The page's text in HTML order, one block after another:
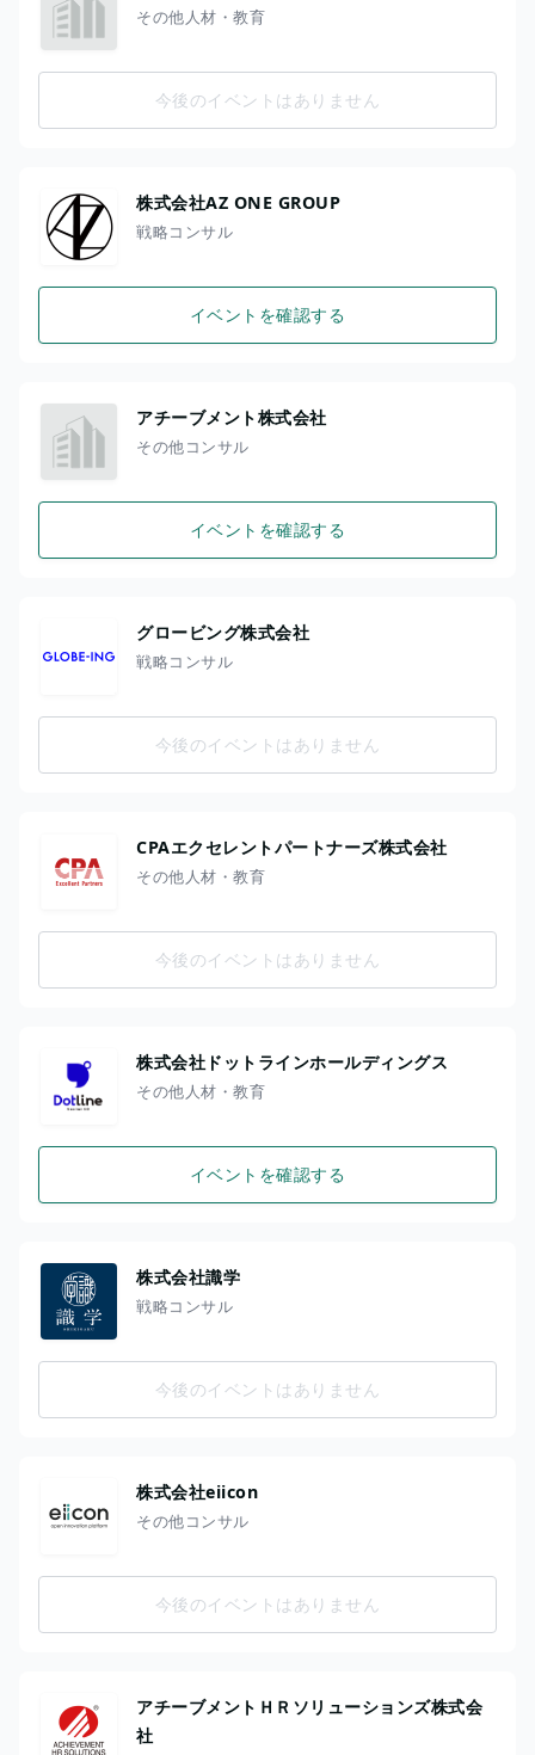
その他人材・教育
今後のイベントはありません
株式会社AZ ONE GROUP
戦略コンサル
イベントを確認する
アチーブメント株式会社
その他コンサル
イベントを確認する
グロービング株式会社
戦略コンサル
今後のイベントはありません
CPAエクセレントパートナーズ株式会社
その他人材・教育
今後のイベントはありません
株式会社ドットラインホールディングス
その他人材・教育
イベントを確認する
株式会社識学
戦略コンサル
今後のイベントはありません
株式会社eiicon
その他コンサル
今後のイベントはありません
アチーブメントＨＲソリューションズ株式会
社